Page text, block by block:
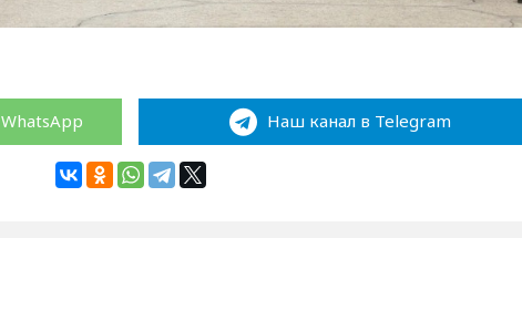
Наш канал в Telegram